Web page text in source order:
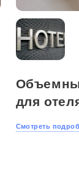
для
Смотреть